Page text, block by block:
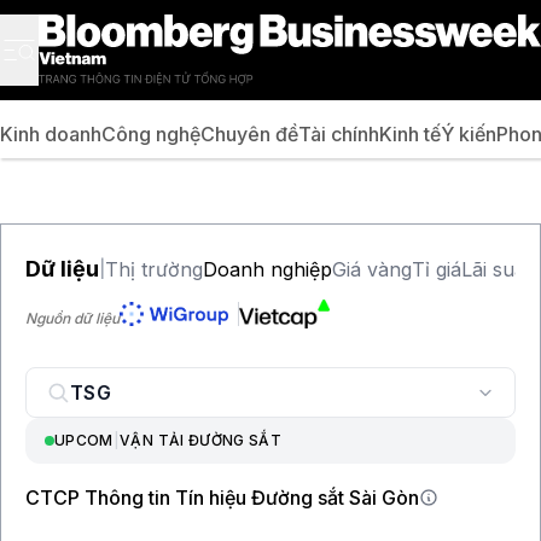
Kinh doanhCông nghệChuyên đềTài chínhKinh tếÝ kiến
Dữ liệu Thị trườngDoanh nghiệpGiá vàngTỉ giáLãi suất
Nguồn dữ liệu
UPCOM |VẬN TẢI ĐƯỜNG SẮT
CTCP Thông tin Tín hiệu Đường sắt Sài Gòn